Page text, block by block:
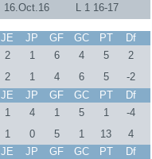
16.Oct.16 L 1 16-17
JE JP GF GC PT
Df
2 1 6 4 5
2
2 1 4 6 5
-2
JE JP GF GC PT
Df
1 4 1 5 1
-4
1 0 5 1 13
4
JE JP GF GC PT
Df